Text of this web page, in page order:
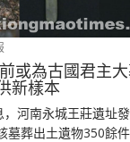
或為古國君主
新樣本
，河南永城王莊遺址
墓葬出土遺物350餘件